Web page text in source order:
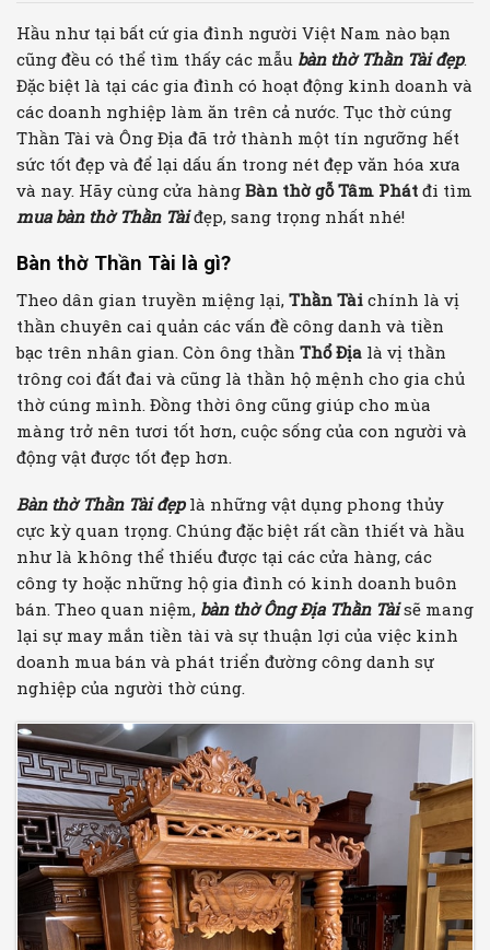
Hầu như tại bất cứ gia đình người Việt Nam nào bạn
cũng đều có thể tìm thấy các mẫu bàn thờ Thần Tài đẹp.
Đặc biệt là tại các gia đình có hoạt động kinh doanh và
các doanh nghiệp làm ăn trên cả nước. Tục thờ cúng
Thần Tài và Ông Địa đã trở thành một tín ngưỡng hết
sức tốt đẹp và để lại dấu ấn trong nét đẹp văn hóa xưa
và nay. Hãy cùng cửa hàng Bàn thờ gỗ Tâm Phát đi tìm
mua bàn thờ Thần Tàiđẹp, sang trọng nhất nhé!
Bàn thờ Thần Tài là gì?
Theo dân gian truyền miệng lại, Thần Tài chính là vị
thần chuyên cai quản các vấn đề công danh và tiền
bạc trên nhân gian. Còn ông thần Thổ Địa là vị thần
trông coi đất đai và cũng là thần hộ mệnh cho gia chủ
thờ cúng mình. Đồng thời ông cũng giúp cho mùa
màng trở nên tươi tốt hơn, cuộc sống của con người và
động vật được tốt đẹp hơn.
Bàn thờ Thần Tài đẹplà những vật dụng phong thủy
cực kỳ quan trọng. Chúng đặc biệt rất cần thiết và hầu
như là không thể thiếu được tại các cửa hàng, các
công ty hoặc những hộ gia đình có kinh doanh buôn
bán. Theo quan niệm, bàn thờ Ông Địa Thần Tàisẽ mang
lại sự may mắn tiền tài và sự thuận lợi của việc kinh
doanh mua bán và phát triển đường công danh sự
nghiệp của người thờ cúng.